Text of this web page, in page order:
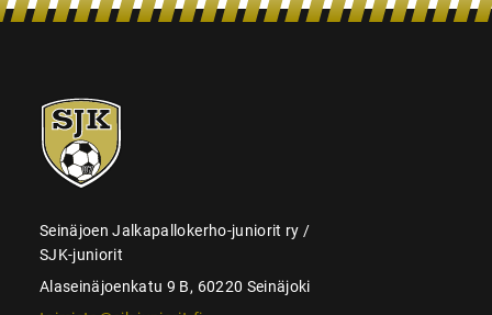
SJK-
juniorit
Seinäjoen Jalkapallokerho-juniorit ry /
SJK-juniorit
Alaseinäjoenkatu 9 B, 60220 Seinäjoki